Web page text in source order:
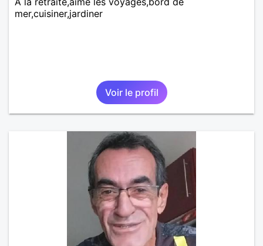
mer,cuisiner,jardiner
Voir le profil